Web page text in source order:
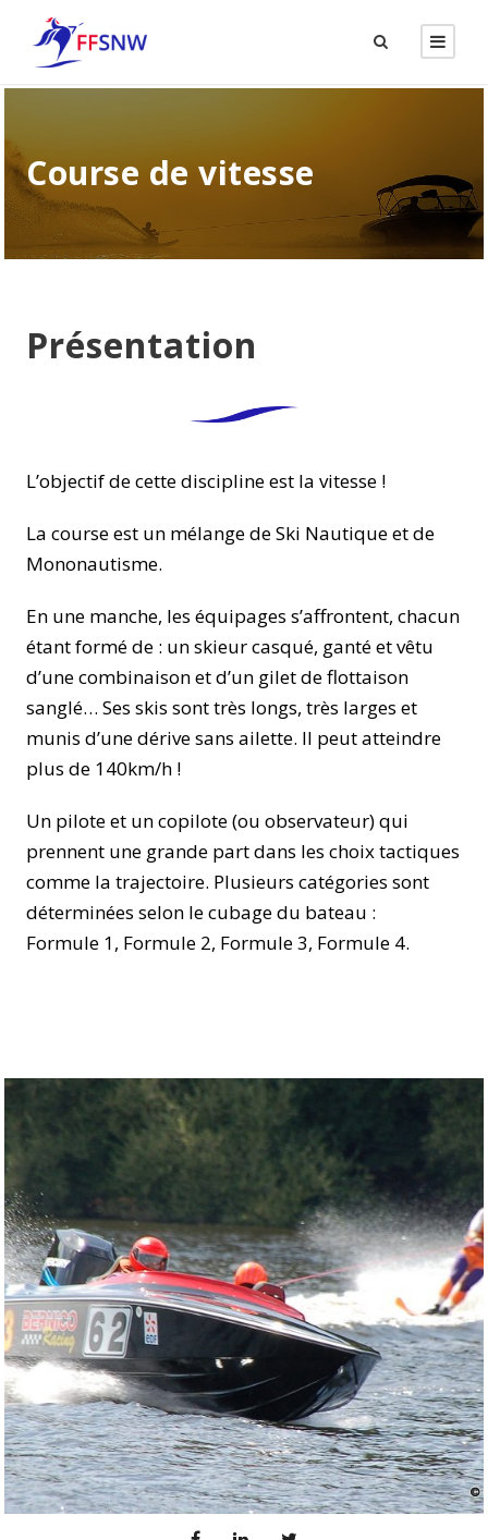
Course de vitesse
Présentation
L’objectif de cette discipline est la vitesse !
La course est un mélange de Ski Nautique et de
Mononautisme.
En une manche, les équipages s’affrontent, chacun
étant formé de : un skieur casqué, ganté et vêtu
d’une combinaison et d’un gilet de flottaison
sanglé… Ses skis sont très longs, très larges et
munis d’une dérive sans ailette. Il peut atteindre
plus de 140km/h !
Un pilote et un copilote (ou observateur) qui
prennent une grande part dans les choix tactiques
comme la trajectoire. Plusieurs catégories sont
déterminées selon le cubage du bateau :
Formule 1, Formule 2, Formule 3, Formule 4.